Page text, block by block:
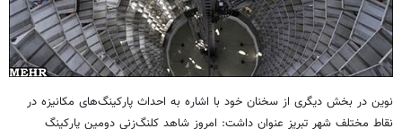
نوین در بخش دیگری از سخنان خود با اشاره به احداث پارکینگ‌های مکانیزه در
نقاط مختلف شهر تبریز عنوان داشت: امروز شاهد کلنگ‌زنی دومین پارکینگ